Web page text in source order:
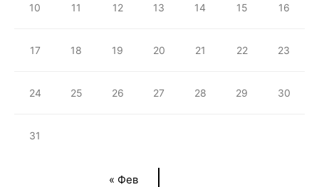
« Фев
10 11 12 13 14 15 16
17 18 19 20 21 22 23
24 25 26 27 28 29 30
31